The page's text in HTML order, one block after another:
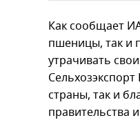
Как сообщает
пшеницы, так и
утрачивать
страны, так и
правительства